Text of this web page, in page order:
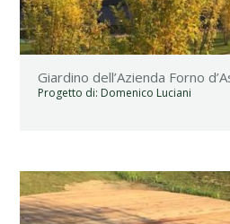
Giardino dell’Azienda Forno
Progetto di: Domenico Luciani